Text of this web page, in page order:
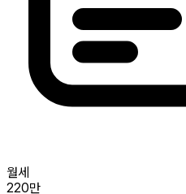
월세
220만